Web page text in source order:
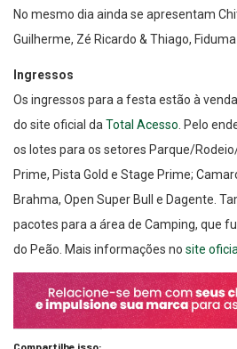
No mesmo dia ainda se apresentam
Guilherme, Zé Ricardo & Thiago,
Ingressos
Os ingressos para a festa estão à
do site oficial da Total Acesso . Pelo
os lotes para os setores Parque/
Prime, Pista Gold e Stage Prime;
Brahma, Open Super Bull e Dagente.
pacotes para a área de Camping, que
do Peão. Mais informações no site
Compartilhe isso: